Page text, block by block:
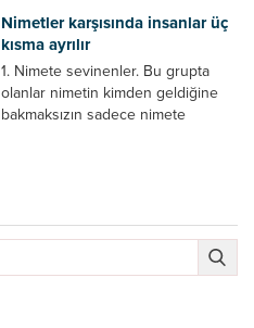
Onları ele ayağa muhtaç et!
Kalplerini kaskatı yap ki, elem verici
azabı görünceye kadar da iman
etmesinler! Âmin! Not: defalarca
uyarılmış, nasihat edilmiş, süre
Nimetler karşısında insanlar üç
kısma ayrılır
1. Nimete sevinenler. Bu grupta
olanlar nimetin kimden geldiğine
bakmaksızın sadece nimete
sevinenler. Bunlar nimeti verenin
Allah olduğunu bilir. Nimetin
Allahtan geldiğini bilerek nimete